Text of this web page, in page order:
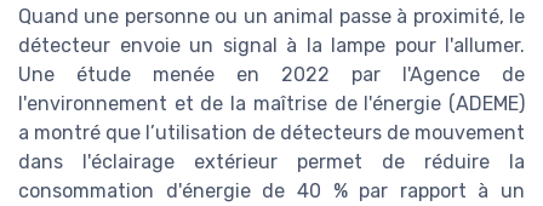
Quand une personne ou un animal passe à proximité, le
détecteur envoie un signal à la lampe pour l'allumer.
Une étude menée en 2022 par l'Agence de
l'environnement et de la maîtrise de l'énergie (ADEME)
a montré que l’utilisation de détecteurs de mouvement
dans l'éclairage extérieur permet de réduire la
consommation d'énergie de 40 % par rapport à un